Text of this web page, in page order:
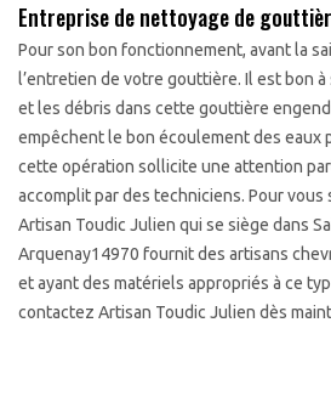
Entreprise de nettoyage de
Pour son bon fonctionnement, avant la
l’entretien de votre gouttière. Il est bon
et les débris dans cette gouttière
empêchent le bon écoulement des eaux
cette opération sollicite une attention
accomplit par des techniciens. Pour vous
Artisan Toudic Julien qui se siège dans
Arquenay14970 fournit des artisans
et ayant des matériels appropriés à ce
contactez Artisan Toudic Julien dès